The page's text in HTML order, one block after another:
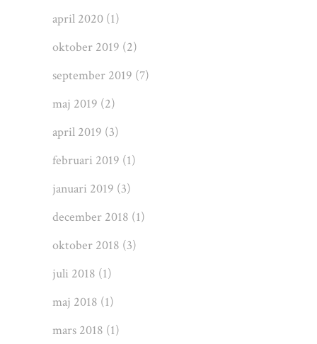
april 2020 (1)
oktober 2019 (2)
september 2019 (7)
maj 2019 (2)
april 2019 (3)
februari 2019 (1)
januari 2019 (3)
december 2018 (1)
oktober 2018 (3)
juli 2018 (1)
maj 2018 (1)
mars 2018 (1)